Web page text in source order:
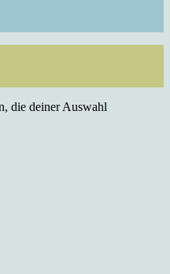
die deiner Auswahl